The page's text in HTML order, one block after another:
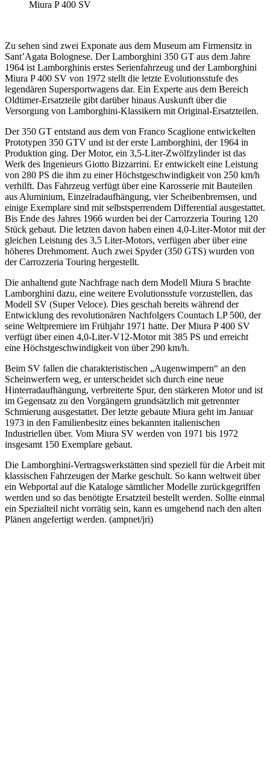
Miura P 400 SV
Zu sehen sind zwei Exponate aus dem Museum am Firmensitz in
Sant’Agata Bolognese. Der Lamborghini 350 GT aus dem Jahre
1964 ist Lamborghinis erstes Serienfahrzeug und der Lamborghini
Miura P 400 SV von 1972 stellt die letzte Evolutionsstufe des
legendären Supersportwagens dar. Ein Experte aus dem Bereich
Oldtimer-Ersatzteile gibt darüber hinaus Auskunft über die
Versorgung von Lamborghini-Klassikern mit Original-Ersatzteilen.
Der 350 GT entstand aus dem von Franco Scaglione entwickelten
Prototypen 350 GTV und ist der erste Lamborghini, der 1964 in
Produktion ging. Der Motor, ein 3,5-Liter-Zwölfzylinder ist das
Werk des Ingenieurs Giotto Bizzarrini. Er entwickelt eine Leistung
von 280 PS die ihm zu einer Höchstgeschwindigkeit von 250 km/h
verhilft. Das Fahrzeug verfügt über eine Karosserie mit Bauteilen
aus Aluminium, Einzelradaufhängung, vier Scheibenbremsen, und
einige Exemplare sind mit selbstsperrendem Differential ausgestattet.
Bis Ende des Jahres 1966 wurden bei der Carrozzeria Touring 120
Stück gebaut. Die letzten davon haben einen 4,0-Liter-Motor mit der
gleichen Leistung des 3,5 Liter-Motors, verfügen aber über eine
höheres Drehmoment. Auch zwei Spyder (350 GTS) wurden von
der Carrozzeria Touring hergestellt.
Die anhaltend gute Nachfrage nach dem Modell Miura S brachte
Lamborghini dazu, eine weitere Evolutionsstufe vorzustellen, das
Modell SV (Super Veloce). Dies geschah bereits während der
Entwicklung des revolutionären Nachfolgers Countach LP 500, der
seine Weltpremiere im Frühjahr 1971 hatte. Der Miura P 400 SV
verfügt über einen 4,0-Liter-V12-Motor mit 385 PS und erreicht
eine Höchstgeschwindigkeit von über 290 km/h.
Beim SV fallen die charakteristischen „Augenwimpern“ an den
Scheinwerfern weg, er unterscheidet sich durch eine neue
Hinterradaufhängung, verbreiterte Spur, den stärkeren Motor und ist
im Gegensatz zu den Vorgängern grundsätzlich mit getrennter
Schmierung ausgestattet. Der letzte gebaute Miura geht im Januar
1973 in den Familienbesitz eines bekannten italienischen
Industriellen über. Vom Miura SV werden von 1971 bis 1972
insgesamt 150 Exemplare gebaut.
Die Lamborghini-Vertragswerkstätten sind speziell für die Arbeit mit
klassischen Fahrzeugen der Marke geschult. So kann weltweit über
ein Webportal auf die Kataloge sämtlicher Modelle zurückgegriffen
werden und so das benötigte Ersatzteil bestellt werden. Sollte einmal
ein Spezialteil nicht vorrätig sein, kann es umgehend nach den alten
Plänen angefertigt werden. (ampnet/jri)